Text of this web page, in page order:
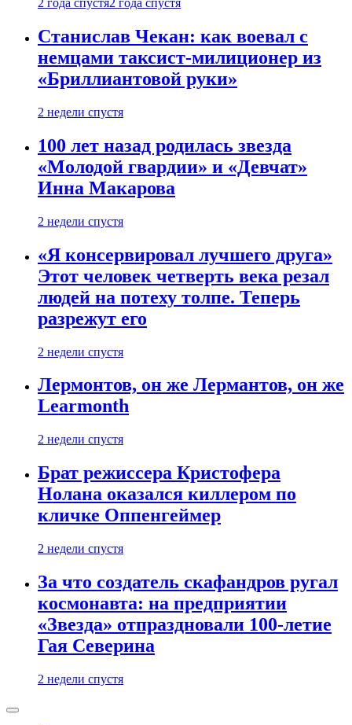
2 года спустя2 года спустя
Станислав Чекан: как воевал с
немцами таксист-милиционер из
«Бриллиантовой руки»
2 недели спустя
100 лет назад родилась звезда
«Молодой гвардии» и «Девчат»
Инна Макарова
2 недели спустя
«Я консервировал лучшего друга»
Этот человек четверть века резал
людей на потеху толпе. Теперь
разрежут его
2 недели спустя
Лермонтов, он же Лермантов, он же
Learmonth
2 недели спустя
Брат режиссера Кристофера
Нолана оказался киллером по
кличке Оппенгеймер
2 недели спустя
За что создатель скафандров ругал
космонавта: на предприятии
«Звезда» отпраздновали 100-летие
Гая Северина
2 недели спустя